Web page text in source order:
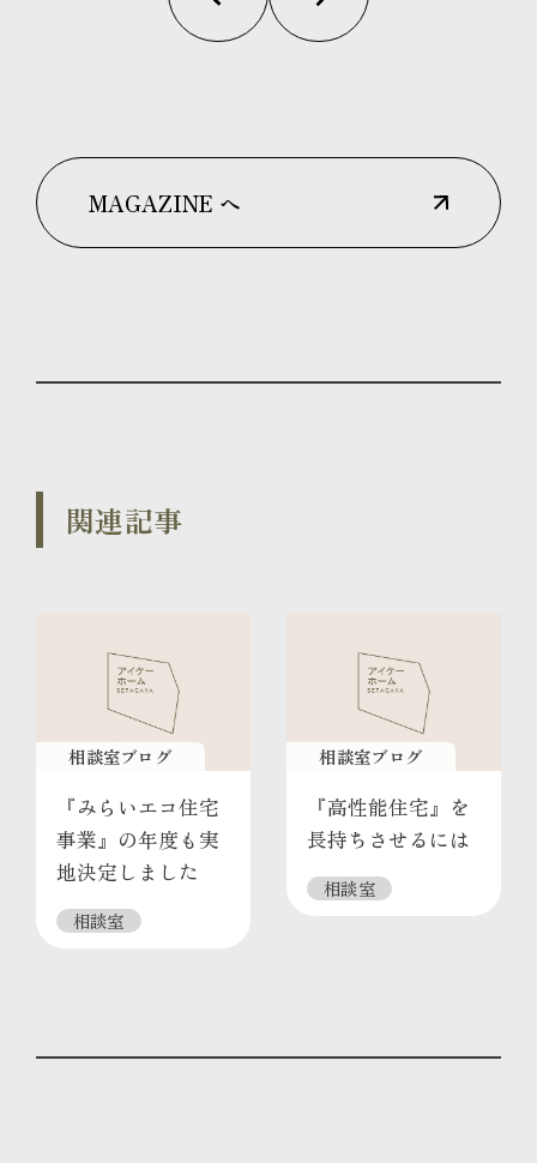
MAGAZINE へ
関連記事
相談室ブログ
『みらいエコ住宅
事業』の年度も実
地決定しました
相談室
相談室ブログ
『高性能住宅』を
長持ちさせるには
相談室